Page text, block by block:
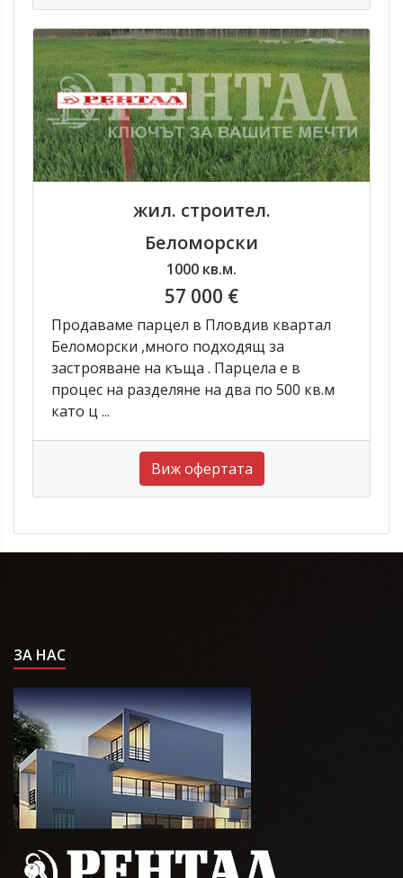
жил. строител.
Беломорски
1000 кв.м.
57 000 €
Продаваме парцел в Пловдив квартал
Беломорски ,много подходящ за
застрояване на къща . Парцела е в
процес на разделяне на два по 500 кв.м
като ц ...
Виж офертата
ЗА НАС